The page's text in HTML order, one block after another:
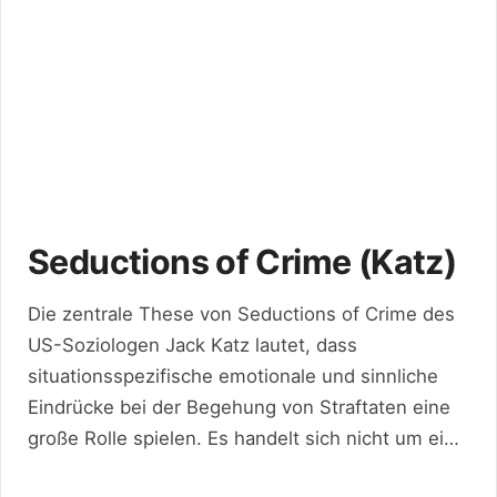
Seductions of Crime (Katz)
Die zentrale These von Seductions of Crime des
US-Soziologen Jack Katz lautet, dass
situationsspezifische emotionale und sinnliche
Eindrücke bei der Begehung von Straftaten eine
große Rolle spielen. Es handelt sich nicht um ein